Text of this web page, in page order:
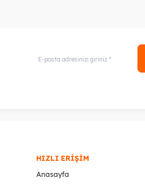
HIZLI ERIŞIM
Anasayfa